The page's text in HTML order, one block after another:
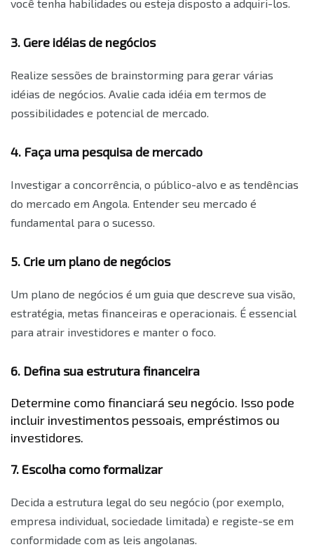
você tenha habilidades ou esteja disposto a adquiri-los.
3. Gere idéias de negócios
Realize sessões de brainstorming para gerar várias
idéias de negócios. Avalie cada idéia em termos de
possibilidades e potencial de mercado.
4. Faça uma pesquisa de mercado
Investigar a concorrência, o público-alvo e as tendências
do mercado em Angola. Entender seu mercado é
fundamental para o sucesso.
5. Crie um plano de negócios
Um plano de negócios é um guia que descreve sua visão,
estratégia, metas financeiras e operacionais. É essencial
para atrair investidores e manter o foco.
6. Defina sua estrutura financeira
Determine como financiará seu negócio. Isso pode
incluir investimentos pessoais, empréstimos ou
investidores.
7. Escolha como formalizar
Decida a estrutura legal do seu negócio (por exemplo,
empresa individual, sociedade limitada) e registe-se em
conformidade com as leis angolanas.